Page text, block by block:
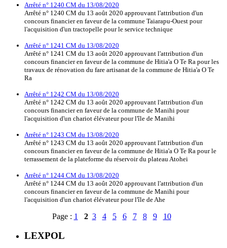
Arrêté n° 1240 CM du 13/08/2020
Arrêté n° 1240 CM du 13 août 2020 approuvant l'attribution d'un
concours financier en faveur de la commune Taiarapu-Ouest pour
l'acquisition d'un tractopelle pour le service technique
Arrêté n° 1241 CM du 13/08/2020
Arrêté n° 1241 CM du 13 août 2020 approuvant l'attribution d'un
concours financier en faveur de la commune de Hitia'a O Te Ra pour les
travaux de rénovation du fare artisanat de la commune de Hitia'a O Te
Ra
Arrêté n° 1242 CM du 13/08/2020
Arrêté n° 1242 CM du 13 août 2020 approuvant l'attribution d'un
concours financier en faveur de la commune de Manihi pour
l'acquisition d'un chariot élévateur pour l'île de Manihi
Arrêté n° 1243 CM du 13/08/2020
Arrêté n° 1243 CM du 13 août 2020 approuvant l'attribution d'un
concours financier en faveur de la commune de Hitia'a O Te Ra pour le
terrassement de la plateforme du réservoir du plateau Atohei
Arrêté n° 1244 CM du 13/08/2020
Arrêté n° 1244 CM du 13 août 2020 approuvant l'attribution d'un
concours financier en faveur de la commune de Manihi pour
l'acquisition d'un chariot élévateur pour l'île de Ahe
Page : 1 2 3 4 5 6 7 8 9 10
LEXPOL